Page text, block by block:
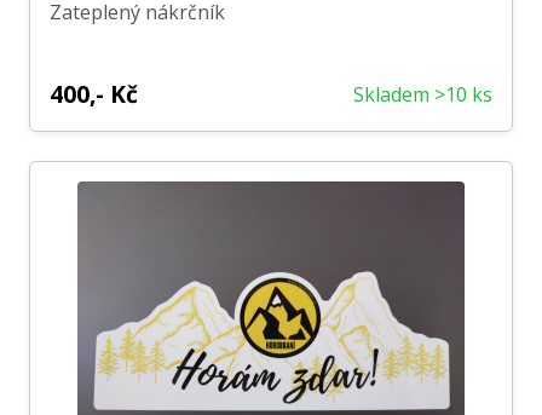
Zateplený nákrčník
400,- Kč Skladem >10 ks